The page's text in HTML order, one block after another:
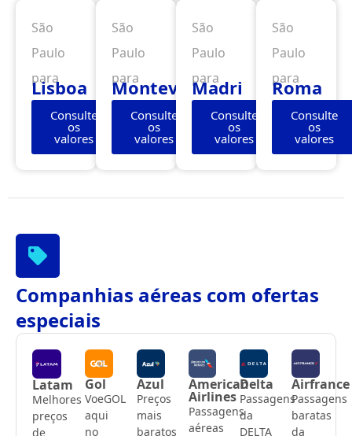
São
Paulo
para
Lisboa
Consulte
os
valores
São
Paulo
para
Montevidéu
Consulte
os
valores
São
Paulo
para
Madri
Consulte
os
valores
São
Paulo
para
Roma
Consulte
os
valores
Companhias aéreas com ofertas
especiais
Latam
Melhores
preços
de
Gol
VoeGOL
aqui
no
Azul
Preços
mais
baratos
American
Airlines
Passagens
aéreas
Delta
Passagens
da
DELTA
Airfrance
Passagens
baratas
da